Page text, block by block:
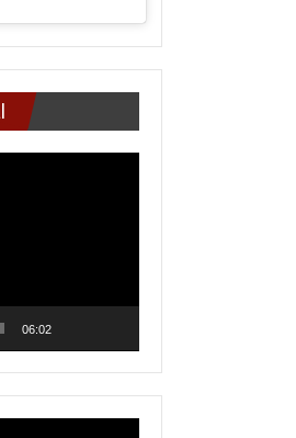
06:02